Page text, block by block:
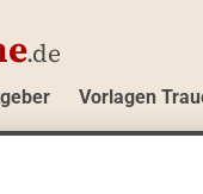
.de
Vorlagen